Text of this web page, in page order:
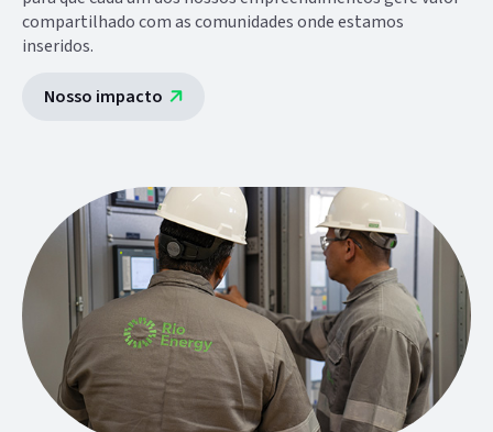
compartilhado com as comunidades onde estamos
inseridos.
Nosso impacto